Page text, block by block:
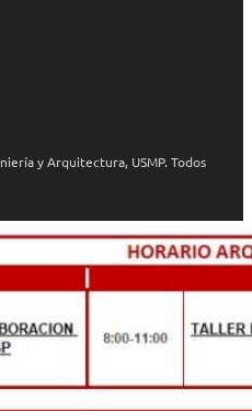
y Arquitectura, USMP. Todos